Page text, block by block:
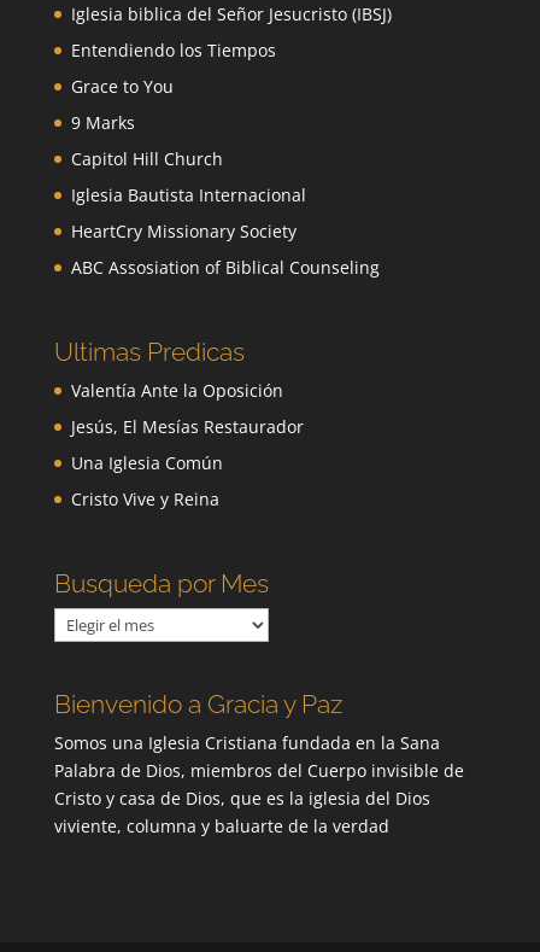
Iglesia biblica del Señor Jesucristo (IBSJ)
Entendiendo los Tiempos
Grace to You
9 Marks
Capitol Hill Church
Iglesia Bautista Internacional
HeartCry Missionary Society
ABC Assosiation of Biblical Counseling
Ultimas Predicas
Valentía Ante la Oposición
Jesús, El Mesías Restaurador
Una Iglesia Común
Cristo Vive y Reina
Busqueda por Mes
Busqueda
por
Bienvenido a Gracia y Paz
Somos una Iglesia Cristiana fundada en la Sana
Palabra de Dios, miembros del Cuerpo invisible de
Cristo y casa de Dios, que es la iglesia del Dios
viviente, columna y baluarte de la verdad